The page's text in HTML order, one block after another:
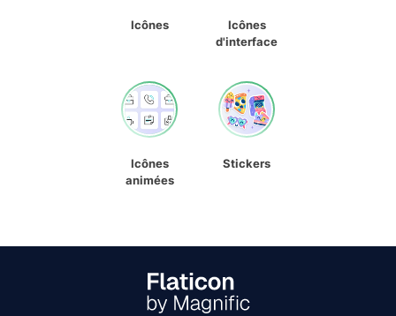
Icônes
Icônes
d'interface
Icônes
animées
Stickers